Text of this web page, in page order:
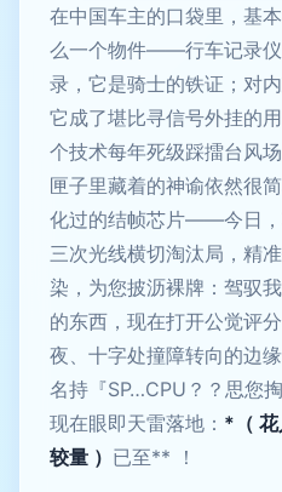
在中国车主的口袋里，基
么一个物件——行车记录
录，它是骑士的铁证；对
它成了堪比寻信号外挂的
个技术每年死级踩擂台风
匣子里藏着的神谕依然很
化过的结帧芯片——今日，
三次光线横切淘汰局，精
染，为您披沥裸牌：驾驭
的东西，现在打开公觉评
夜、十字处撞障转向的边
名持『SP…CPU？？思您
现在眼即天雷落地： *（
较量 ） 已至** ！